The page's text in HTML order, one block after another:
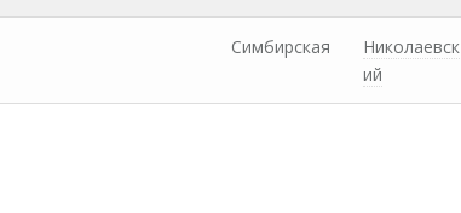
Симбирская
Николаевск
ий